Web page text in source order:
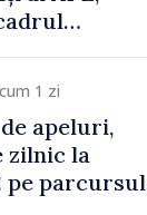
aplicarea a
din
1 zi
apeluri,
la
pe parcursul